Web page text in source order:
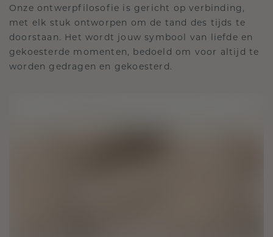
Onze ontwerpfilosofie is gericht op verbinding,
met elk stuk ontworpen om de tand des tijds te
doorstaan. Het wordt jouw symbool van liefde en
gekoesterde momenten, bedoeld om voor altijd te
worden gedragen en gekoesterd.